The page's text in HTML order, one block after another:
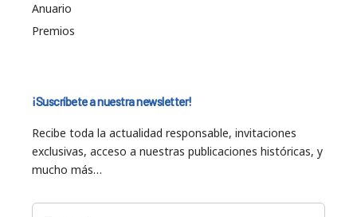
Anuario
Premios
¡Suscríbete a nuestra newsletter!
Recibe toda la actualidad responsable, invitaciones
exclusivas, acceso a nuestras publicaciones históricas, y
mucho más…